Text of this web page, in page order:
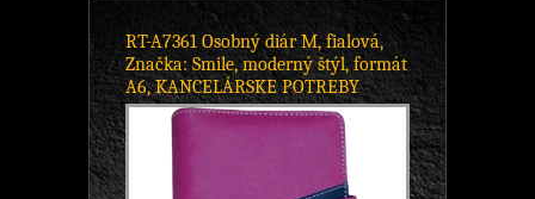
RT-A7361 Osobný diár M, fialová,
Značka: Smile, moderný štýl, formát
A6, KANCELÁRSKE POTREBY